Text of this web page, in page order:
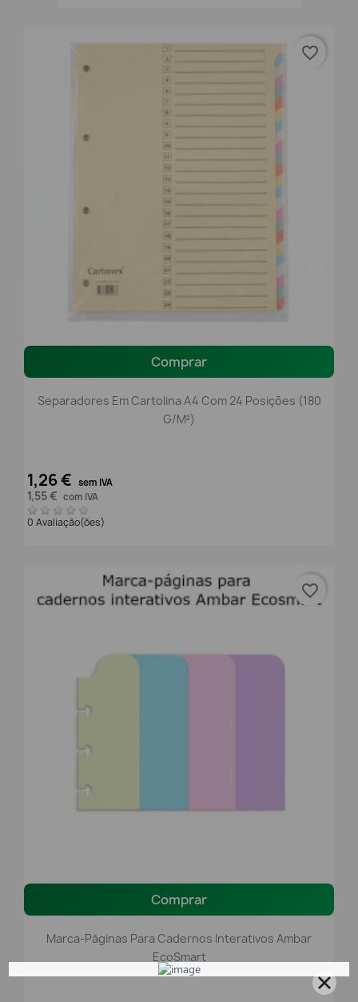
Comprar
Separadores Em Cartolina A4 Com 24 Posições (180
G/m²)
1,26 € sem IVA
1,55 € com IVA
0 Avaliação(ões)
favorite_border
Comprar
Marca-Páginas Para Cadernos Interativos Ambar
EcoSmart
favorite_border